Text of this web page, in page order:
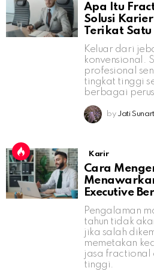
Apa Itu
Solusi
Terikat
Keluar dari
konvensional.
profesional
tingkat tinggi
berbagai
by Jati
Karir
Cara
Executive
Pengalaman
tahun tidak
jika salah
memetakan
jasa fractional
tinggi.